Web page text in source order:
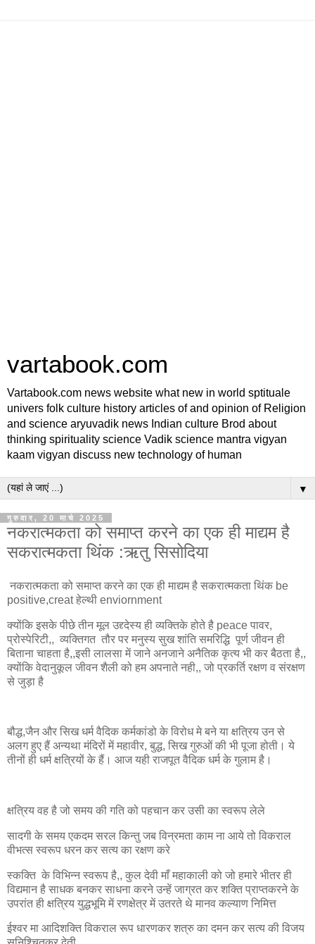
vartabook.com
Vartabook.com news website what new in world sptituale
univers folk culture history articles of and opinion of Religion
and science aryuvadik news Indian culture Brod about
thinking spirituality science Vadik science mantra vigyan
kaam vigyan discuss new technology of human
▼
गुरुवार, 20 मार्च 2025
नकरात्मकता को समाप्त करने का एक ही माद्यम है
सकरात्मकता थिंक :ऋतु सिसोदिया
नकरात्मकता को समाप्त करने का एक ही माद्यम है सकरात्मकता थिंक be
positive,creat हेल्थी enviornment
क्योंकि इसके पीछे तीन मूल उद्द्देस्य ही व्यक्तिके होते है peace पावर,
प्रोस्पेरिटी,, व्यक्तिगत तौर पर मनुस्य सुख शांति समरिद्धि पूर्ण जीवन ही
बिताना चाहता है,,इसी लालसा में जाने अनजाने अनैतिक कृत्य भी कर बैठता है,,
क्योंकि वेदानुकूल जीवन शैली को हम अपनाते नही,, जो प्रकर्ति रक्षण व संरक्षण
से जुड़ा है
बौद्ध,जैन और सिख धर्म वैदिक कर्मकांडो के विरोध मे बने या क्षत्रिय उन से
अलग हुए हैं अन्यथा मंदिरों में महावीर, बुद्ध, सिख गुरुओं की भी पूजा होती। ये
तीनों ही धर्म क्षत्रियों के हैं। आज यही राजपूत वैदिक धर्म के गुलाम है।
क्षत्रिय वह है जो समय की गति को पहचान कर उसी का स्वरूप लेले
सादगी के समय एकदम सरल किन्तु जब विन्रमता काम ना आये तो विकराल
वीभत्स स्वरूप धरन कर सत्य का रक्षण करे
स्कक्ति के विभिन्न स्वरूप है,, कुल देवी माँ महाकाली को जो हमारे भीतर ही
विद्यमान है साधक बनकर साधना करने उन्हें जाग्रत कर शक्ति प्राप्तकरने के
उपरांत ही क्षत्रिय युद्धभूमि में रणक्षेत्र में उतरते थे मानव कल्याण निमित्त
ईश्वर मा आदिशक्ति विकराल रूप धारणकर शत्रु का दमन कर सत्य की विजय